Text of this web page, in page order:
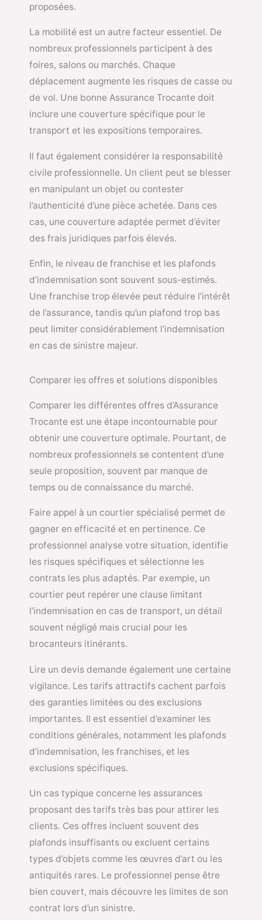
proposées.
La mobilité est un autre facteur essentiel. De
nombreux professionnels participent à des
foires, salons ou marchés. Chaque
déplacement augmente les risques de casse ou
de vol. Une bonne Assurance Trocante doit
inclure une couverture spécifique pour le
transport et les expositions temporaires.
Il faut également considérer la responsabilité
civile professionnelle. Un client peut se blesser
en manipulant un objet ou contester
l’authenticité d’une pièce achetée. Dans ces
cas, une couverture adaptée permet d’éviter
des frais juridiques parfois élevés.
Enfin, le niveau de franchise et les plafonds
d’indemnisation sont souvent sous-estimés.
Une franchise trop élevée peut réduire l’intérêt
de l’assurance, tandis qu’un plafond trop bas
peut limiter considérablement l’indemnisation
en cas de sinistre majeur.
Comparer les offres et solutions disponibles
Comparer les différentes offres d’Assurance
Trocante est une étape incontournable pour
obtenir une couverture optimale. Pourtant, de
nombreux professionnels se contentent d’une
seule proposition, souvent par manque de
temps ou de connaissance du marché.
Faire appel à un courtier spécialisé permet de
gagner en efficacité et en pertinence. Ce
professionnel analyse votre situation, identifie
les risques spécifiques et sélectionne les
contrats les plus adaptés. Par exemple, un
courtier peut repérer une clause limitant
l’indemnisation en cas de transport, un détail
souvent négligé mais crucial pour les
brocanteurs itinérants.
Lire un devis demande également une certaine
vigilance. Les tarifs attractifs cachent parfois
des garanties limitées ou des exclusions
importantes. Il est essentiel d’examiner les
conditions générales, notamment les plafonds
d’indemnisation, les franchises, et les
exclusions spécifiques.
Un cas typique concerne les assurances
proposant des tarifs très bas pour attirer les
clients. Ces offres incluent souvent des
plafonds insuffisants ou excluent certains
types d’objets comme les œuvres d’art ou les
antiquités rares. Le professionnel pense être
bien couvert, mais découvre les limites de son
contrat lors d’un sinistre.